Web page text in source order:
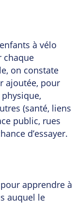
à vélo
chaque
on constate
ajoutée, pour
(santé, liens
public, rues
d’essayer.
apprendre à
auquel le